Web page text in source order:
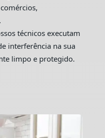
técnicos executam
interferência na sua
limpo e protegido.